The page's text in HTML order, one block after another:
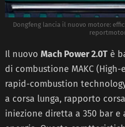
Dongfeng lancia il nuovo motore:
Il nuovo Mach Power 2.0T è
di combustione MAKC
rapid-combustion
a corsa lunga, rapporto
iniezione diretta a 350 bar e